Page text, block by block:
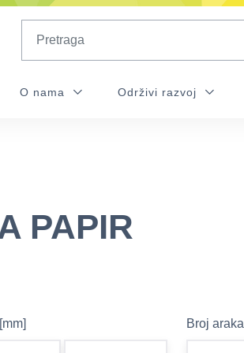
O nama Održivi razvoj
PAPIR
Broj araka